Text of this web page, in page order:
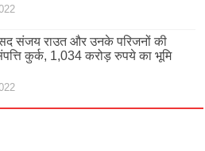
संजय राउत और उनके परिजनों की
कुर्क, 1,034 करोड़ रुपये का भूमि